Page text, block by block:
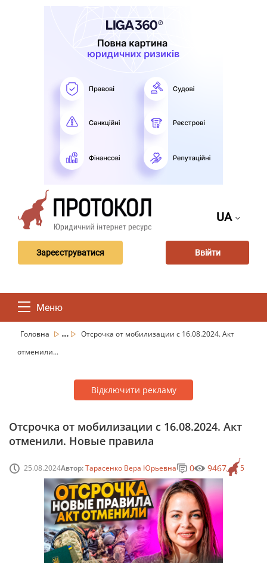
UA
Зареєструватися Ввійти
Меню
Головна ...
Отсрочка от мобилизации с 16.08.2024. Акт
отменили...
Відключити рекламу
Отсрочка от мобилизации с 16.08.2024. Акт
отменили. Новые правила
25.08.2024Автор:Тарасенко Вера Юрьевна 5
0 9467